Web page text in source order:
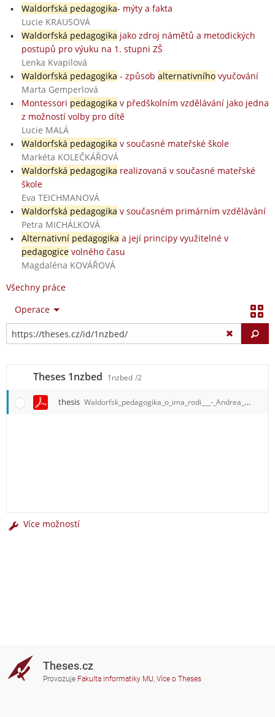
Waldorfská pedagogika- mýty a fakta
Lucie KRAUSOVÁ
Waldorfská pedagogika jako zdroj námětů a metodických
postupů pro výuku na 1. stupni ZŠ
Lenka Kvapilová
Waldorfská pedagogika - způsob alternativníhovyučování
Marta Gemperlová
Montessori pedagogika v předškolním vzdělávání jako jedna
z možností volby pro dítě
Lucie MALÁ
Waldorfská pedagogika v současné mateřské škole
Markéta KOLEČKÁŘOVÁ
Waldorfská pedagogika realizovaná v současné mateřské
škole
Eva TEICHMANOVÁ
Waldorfská pedagogika v současném primárním vzdělávání
Petra MICHÁLKOVÁ
Alternativní pedagogika a její principy využitelné v
pedagogicevolného času
Magdaléna KOVÁŘOVÁ
Všechny práce
Operace
Theses 1nzbed 1nzbed /2
thesis Waldorfsk_pedagogika_o_ima_rodi___-_Andrea_Ma_alkov_.pdf
Více možností
Theses.cz
Provozuje Fakulta informatiky MU, Více o Theses